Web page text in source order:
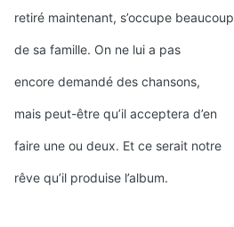
retiré maintenant, s’occupe beaucoup
de sa famille. On ne lui a pas
encore demandé des chansons,
mais peut-être qu’il acceptera d’en
faire une ou deux. Et ce serait notre
rêve qu’il produise l’album.